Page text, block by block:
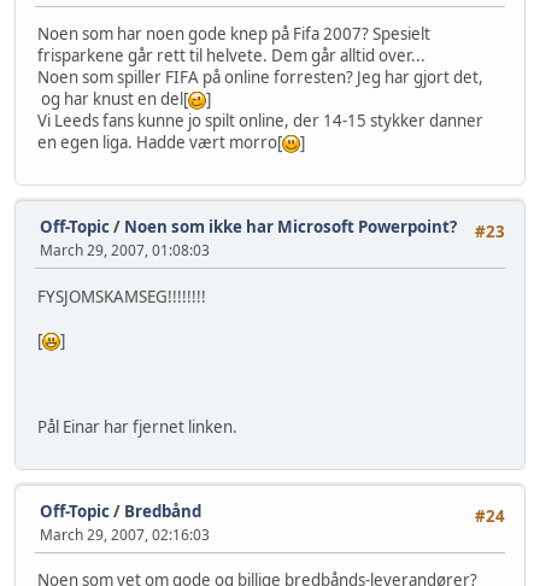
Noen som har noen gode knep på Fifa 2007? Spesielt
frisparkene går rett til helvete. Dem går alltid over...
Noen som spiller FIFA på online forresten? Jeg har gjort det,
og har knust en del[
]
Vi Leeds fans kunne jo spilt online, der 14-15 stykker danner
en egen liga. Hadde vært morro[
]
#23
Off-Topic/ Noen som ikke har Microsoft Powerpoint?
March 29, 2007, 01:08:03
FYSJOMSKAMSEG!!!!!!!!
[
]
Pål Einar har fjernet linken.
#24
Off-Topic/ Bredbånd
March 29, 2007, 02:16:03
Noen som vet om gode og billige bredbånds-leverandører?